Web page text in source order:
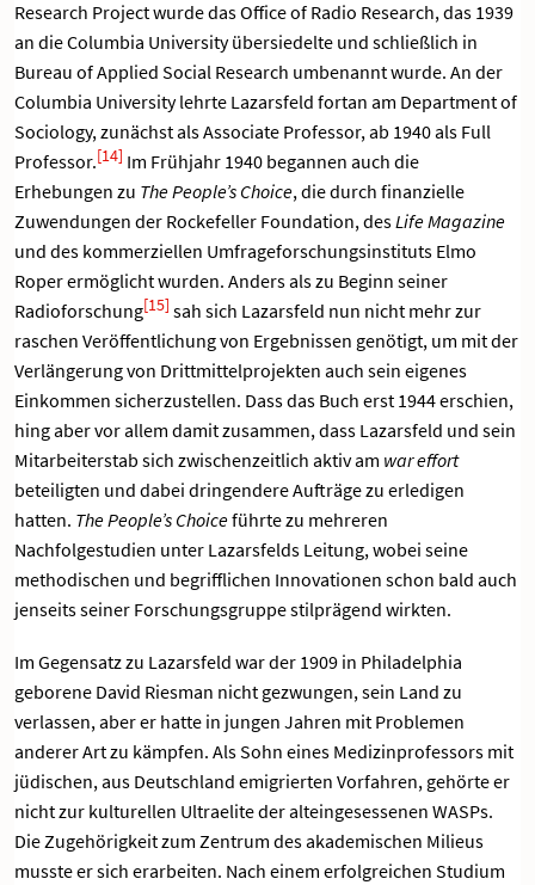
Research Project wurde das Office of Radio Research, das 1939
an die Columbia University übersiedelte und schließlich in
Bureau of Applied Social Research umbenannt wurde. An der
Columbia University lehrte Lazarsfeld fortan am Department of
Sociology, zunächst als Associate Professor, ab 1940 als Full
Professor.[14] Im Frühjahr 1940 begannen auch die
Erhebungen zu The People’s Choice, die durch finanzielle
Zuwendungen der Rockefeller Foundation, desLife Magazine
und des kommerziellen Umfrageforschungsinstituts Elmo
Roper ermöglicht wurden. Anders als zu Beginn seiner
Radioforschung[15] sah sich Lazarsfeld nun nicht mehr zur
raschen Veröffentlichung von Ergebnissen genötigt, um mit der
Verlängerung von Drittmittelprojekten auch sein eigenes
Einkommen sicherzustellen. Dass das Buch erst 1944 erschien,
hing aber vor allem damit zusammen, dass Lazarsfeld und sein
Mitarbeiterstab sich zwischenzeitlich aktiv am war effort
beteiligten und dabei dringendere Aufträge zu erledigen
hatten. The People’s Choiceführte zu mehreren
Nachfolgestudien unter Lazarsfelds Leitung, wobei seine
methodischen und begrifflichen Innovationen schon bald auch
jenseits seiner Forschungsgruppe stilprägend wirkten.
Im Gegensatz zu Lazarsfeld war der 1909 in Philadelphia
geborene David Riesman nicht gezwungen, sein Land zu
verlassen, aber er hatte in jungen Jahren mit Problemen
anderer Art zu kämpfen. Als Sohn eines Medizinprofessors mit
jüdischen, aus Deutschland emigrierten Vorfahren, gehörte er
nicht zur kulturellen Ultraelite der alteingesessenen WASPs.
Die Zugehörigkeit zum Zentrum des akademischen Milieus
musste er sich erarbeiten. Nach einem erfolgreichen Studium